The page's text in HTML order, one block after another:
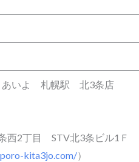
いよ 札幌駅 北3条店
西2丁目 STV北3条ビル1Ｆ
kita3jo.com/）